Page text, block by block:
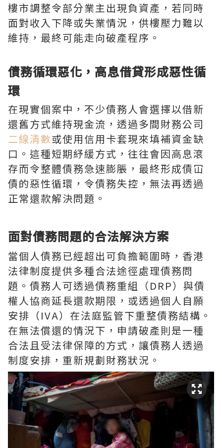
樓市調整令部分業主出現負資產，若同時
面對收入下降或失業情況，供樓壓力難以
維持，最終可能走向破產程序。
債務循環惡化，高息借貸形成惡性循
環
在現實個案中，不少債務人會選擇以借新
還舊方式維持現金流，透過多間財務公司
二線清數或使用信用卡套現來填補資金缺
口。這種短期紓緩方式，往往會因高息滾
存而令整體債務急速膨脹，最終形成債冚
債的惡性循環，令債務失控，無法再透過
正常還款解決問題。
面對債務問題的合法解決方案
當個人債務已經超出可負擔範圍時，香港
法律制度提供多種合法途徑處理債務問
題。債務人可透過債務重組（DRP）與債
權人協商延長還款期限，或透過個人自願
安排（IVA）在法庭監管下重整債務結構。
在無法償還的情況下，申請破產則是一種
合法且受法律保障的方式，讓債務人透過
制度安排，重新規劃財務狀況。